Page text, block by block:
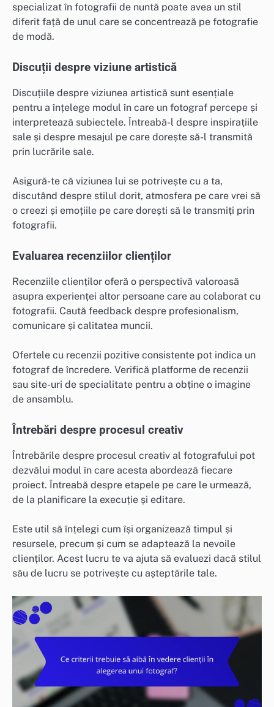
specializat în fotografii de nuntă poate avea un stil
diferit față de unul care se concentrează pe fotografie
de modă.
Discuții despre viziune artistică
Discuțiile despre viziunea artistică sunt esențiale
pentru a înțelege modul în care un fotograf percepe și
interpretează subiectele. Întreabă-l despre inspirațiile
sale și despre mesajul pe care dorește să-l transmită
prin lucrările sale.
Asigură-te că viziunea lui se potrivește cu a ta,
discutând despre stilul dorit, atmosfera pe care vrei să
o creezi și emoțiile pe care dorești să le transmiți prin
fotografii.
Evaluarea recenziilor clienților
Recenziile clienților oferă o perspectivă valoroasă
asupra experienței altor persoane care au colaborat cu
fotografii. Caută feedback despre profesionalism,
comunicare și calitatea muncii.
Ofertele cu recenzii pozitive consistente pot indica un
fotograf de încredere. Verifică platforme de recenzii
sau site-uri de specialitate pentru a obține o imagine
de ansamblu.
Întrebări despre procesul creativ
Întrebările despre procesul creativ al fotografului pot
dezvălui modul în care acesta abordează fiecare
proiect. Întreabă despre etapele pe care le urmează,
de la planificare la execuție și editare.
Este util să înțelegi cum își organizează timpul și
resursele, precum și cum se adaptează la nevoile
clienților. Acest lucru te va ajuta să evaluezi dacă stilul
său de lucru se potrivește cu așteptările tale.